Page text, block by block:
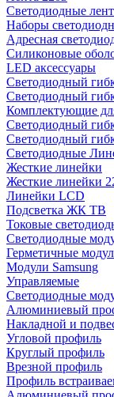
Светодиодные
Наборы
Адресная
Силиконовые
LED аксессуары
Светодиодный
Светодиодный
Комплектующие
Светодиодный
Светодиодный
Светодиодные
Жесткие линейки
Жесткие линейки
Линейки LCD
Подсветка ЖК ТВ
Токовые
Светодиодные
Герметичные
Модули Samsung
Управляемые
Светодиодные
Алюминиевый
Накладной и
Угловой профиль
Круглый профиль
Врезной профиль
Профиль